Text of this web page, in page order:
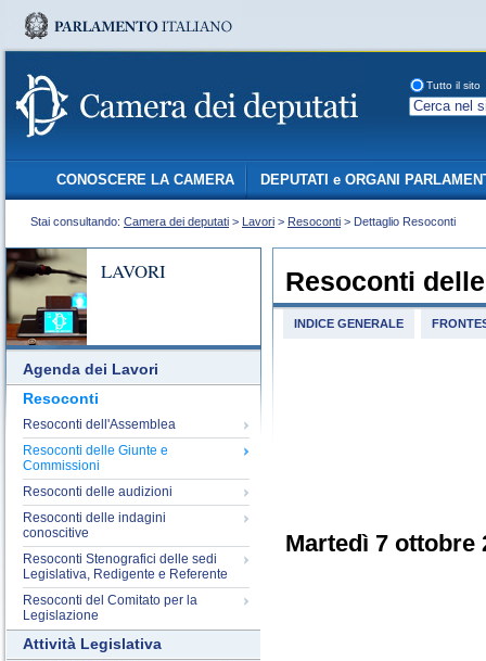
Tutto il sito
CONOSCERE LA CAMERA DEPUTATI e ORGANI
Stai consultando: Camera dei deputati > Lavori > Resoconti > Dettaglio Resoconti
LAVORI
Agenda dei Lavori
Resoconti
Resoconti dell'Assemblea
Resoconti delle Giunte e
Commissioni
Resoconti delle audizioni
Resoconti delle indagini
conoscitive
Resoconti Stenografici delle sedi
Legislativa, Redigente e Referente
Resoconti del Comitato per la
Legislazione
Attività Legislativa
Resoconti
INDICE GENERALE
Martedì 7 ottobre